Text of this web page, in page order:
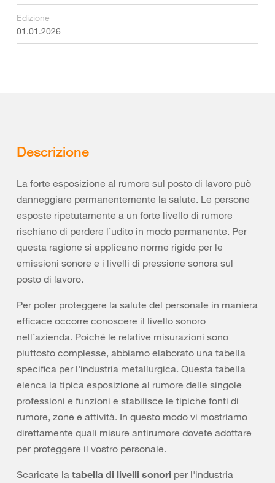
Edizione
01.01.2026
Descrizione
La forte esposizione al rumore sul posto di lavoro può
danneggiare permanentemente la salute. Le persone
esposte ripetutamente a un forte livello di rumore
rischiano di perdere l’udito in modo permanente. Per
questa ragione si applicano norme rigide per le
emissioni sonore e i livelli di pressione sonora sul
posto di lavoro.
Per poter proteggere la salute del personale in maniera
efficace occorre conoscere il livello sonoro
nell’azienda. Poiché le relative misurazioni sono
piuttosto complesse, abbiamo elaborato una tabella
specifica per l'industria metallurgica. Questa tabella
elenca la tipica esposizione al rumore delle singole
professioni e funzioni e stabilisce le tipiche fonti di
rumore, zone e attività. In questo modo vi mostriamo
direttamente quali misure antirumore dovete adottare
per proteggere il vostro personale.
Scaricate la tabella di livelli sonori per l'industria